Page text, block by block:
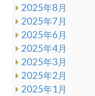
2025年8月
2025年7月
2025年6月
2025年4月
2025年3月
2025年2月
2025年1月